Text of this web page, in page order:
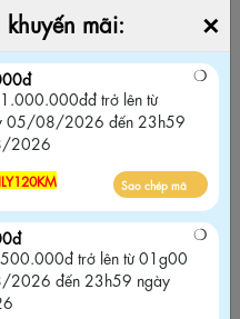
Bỏ yêu thích
trở lên từ 01g00
đến 23h59 ngày
Sao chép mã
trở lên từ 01g00
đến 23h59 ngày
mãi: ×
trở lên từ
05/08/2026 đến 23h59
2026
Sao chép mã
trở lên từ 01g00
2026 đến 23h59 ngày